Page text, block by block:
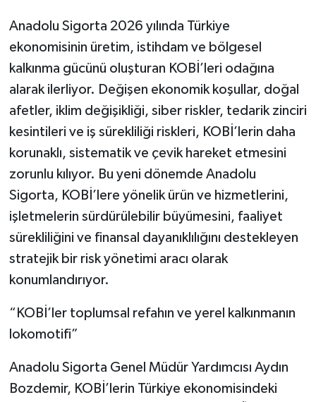
Anadolu Sigorta 2026 yılında Türkiye
ekonomisinin üretim, istihdam ve bölgesel
kalkınma gücünü oluşturan KOBİ’leri odağına
alarak ilerliyor. Değişen ekonomik koşullar, doğal
afetler, iklim değişikliği, siber riskler, tedarik zinciri
kesintileri ve iş sürekliliği riskleri, KOBİ’lerin daha
korunaklı, sistematik ve çevik hareket etmesini
zorunlu kılıyor. Bu yeni dönemde Anadolu
Sigorta, KOBİ’lere yönelik ürün ve hizmetlerini,
işletmelerin sürdürülebilir büyümesini, faaliyet
sürekliliğini ve finansal dayanıklılığını destekleyen
stratejik bir risk yönetimi aracı olarak
konumlandırıyor.
“KOBİ’ler toplumsal refahın ve yerel kalkınmanın
lokomotifi”
Anadolu Sigorta Genel Müdür Yardımcısı Aydın
Bozdemir, KOBİ’lerin Türkiye ekonomisindeki